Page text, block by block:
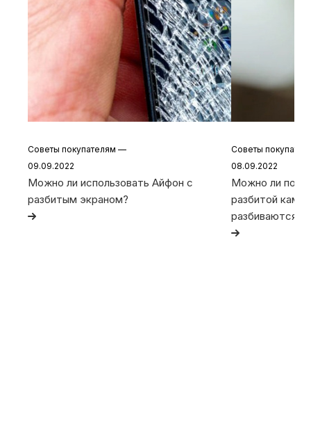
Советы покупателям —
09.09.2022
Можно ли использовать Айфон с
разбитым экраном?
Советы
08.09.2022
Можно ли
разбитой
разбиваются